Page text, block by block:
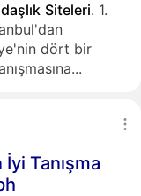
Siteleri. 1.
dört bir
İyi Tanışma